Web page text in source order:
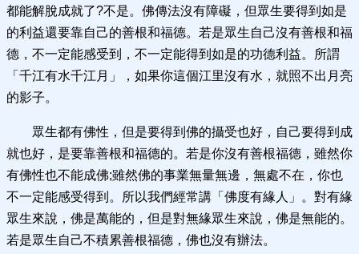
都能解脫成就了?不是。佛傳法沒有障礙，但眾生要得到如是
的利益還要靠自己的善根和福德。若是眾生自己沒有善根和福
德，不一定能感受到，不一定能得到如是的功德利益。所謂
「千江有水千江月」，如果你這個江里沒有水，就照不出月亮
的影子。
眾生都有佛性，但是要得到佛的攝受也好，自己要得到成
就也好，是要靠善根和福德的。若是你沒有善根福德，雖然你
有佛性也不能成佛;雖然佛的事業無量無邊，無處不在，你也
不一定能感受得到。所以我們經常講「佛度有緣人」。對有緣
眾生來說，佛是萬能的，但是對無緣眾生來說，佛是無能的。
若是眾生自己不積累善根福德，佛也沒有辦法。